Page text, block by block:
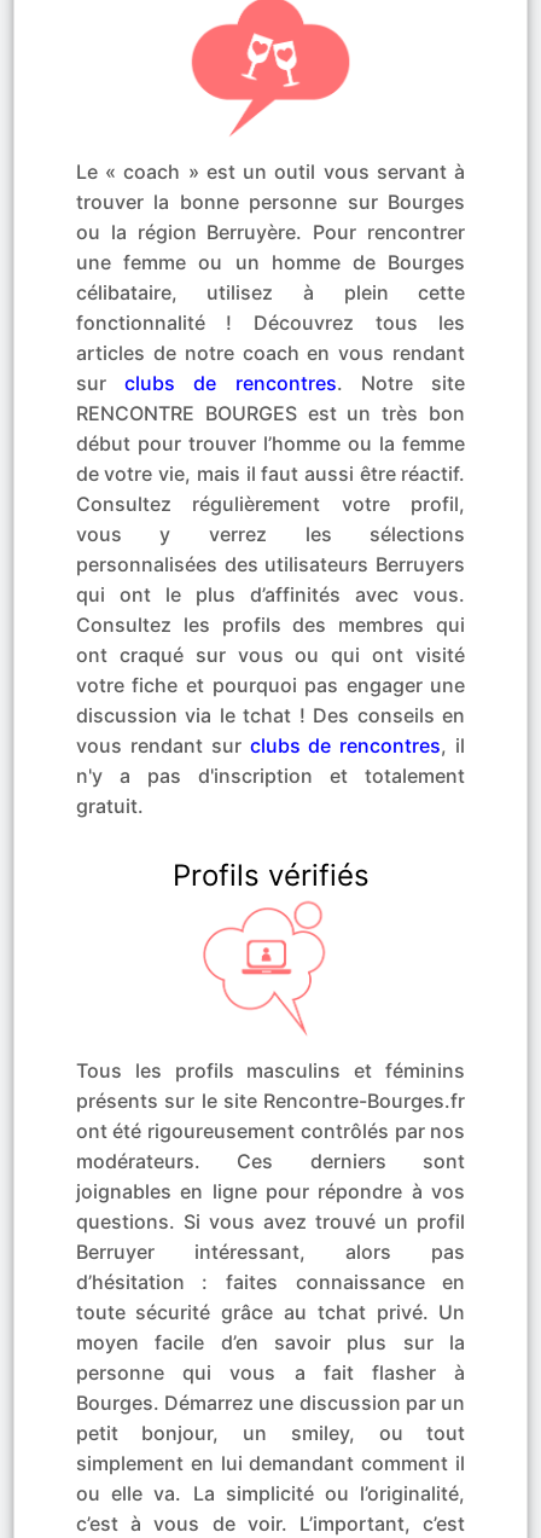
Le « coach » est un outil vous servant à
trouver la bonne personne sur Bourges
ou la région Berruyère. Pour rencontrer
une femme ou un homme de Bourges
célibataire, utilisez à plein cette
fonctionnalité ! Découvrez tous les
articles de notre coach en vous rendant
sur clubs de rencontres. Notre site
RENCONTRE BOURGES est un très bon
début pour trouver l’homme ou la femme
de votre vie, mais il faut aussi être réactif.
Consultez régulièrement votre profil,
vous y verrez les sélections
personnalisées des utilisateurs Berruyers
qui ont le plus d’affinités avec vous.
Consultez les profils des membres qui
ont craqué sur vous ou qui ont visité
votre fiche et pourquoi pas engager une
discussion via le tchat ! Des conseils en
vous rendant sur clubs de rencontres, il
n'y a pas d'inscription et totalement
gratuit.
Profils vérifiés
Tous les profils masculins et féminins
présents sur le site Rencontre-Bourges.fr
ont été rigoureusement contrôlés par nos
modérateurs. Ces derniers sont
joignables en ligne pour répondre à vos
questions. Si vous avez trouvé un profil
Berruyer intéressant, alors pas
d’hésitation : faites connaissance en
toute sécurité grâce au tchat privé. Un
moyen facile d’en savoir plus sur la
personne qui vous a fait flasher à
Bourges. Démarrez une discussion par un
petit bonjour, un smiley, ou tout
simplement en lui demandant comment il
ou elle va. La simplicité ou l’originalité,
c’est à vous de voir. L’important, c’est